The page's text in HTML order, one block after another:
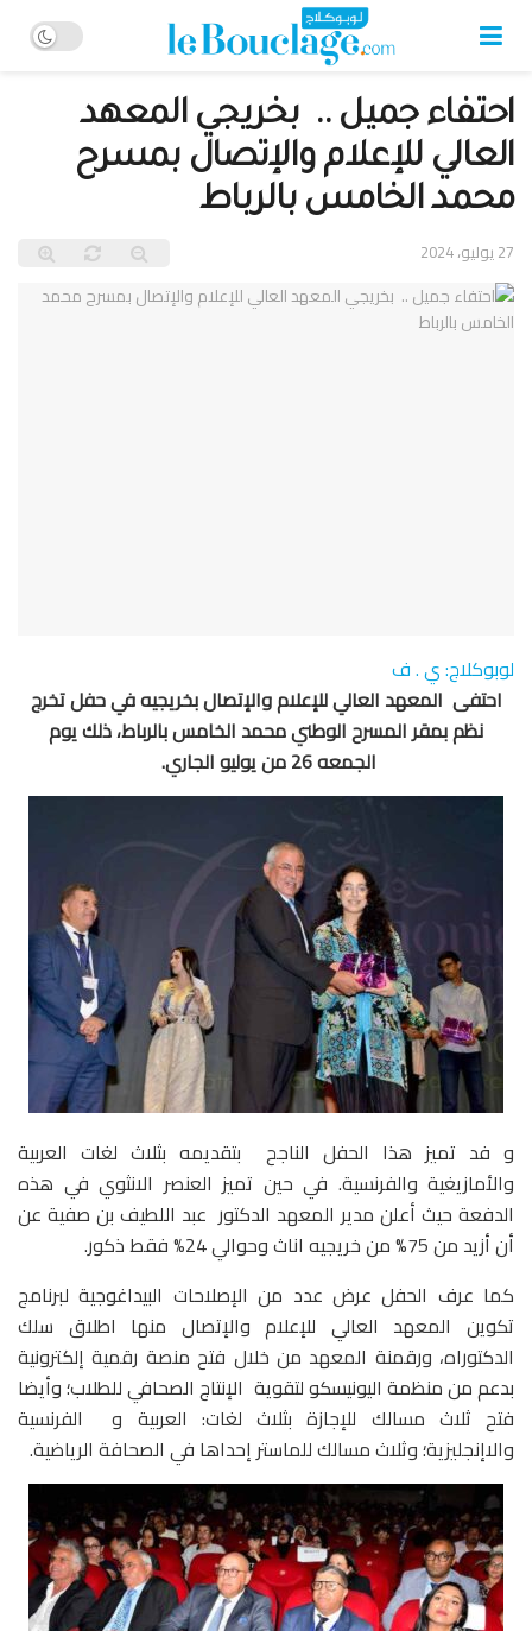
احتفاء جميل .. بخريجي المعهد
العالي للإعلام والإتصال بمسرح
محمد الخامس بالرباط
27 يوليو، 2024
لوبوكلاج: ي . ف
احتفى المعهد العالي للإعلام والإتصال بخريجيه في حفل تخرج
نظم بمقر المسرح الوطني محمد الخامس بالرباط، ذلك يوم
الجمعه 26 من يوليو الجاري.
و فد تميز هذا الحفل الناجح بتقديمه بثلاث لغات العربية
والأمازيغية والفرنسية. في حين تميز العنصر الانثوي في هذه
الدفعة حيث أعلن مدير المعهد الدكتور عبد اللطيف بن صفية عن
أن أزيد من 75% من خريجيه اناث وحوالي 24% فقط ذكور.
كما عرف الحفل عرض عدد من الإصلاحات البيداغوجية لبرنامج
تكوين المعهد العالي للإعلام والإتصال منها اطلاق سلك
الدكتوراه، ورقمنة المعهد من خلال فتح منصة رقمية إلكترونية
بدعم من منظمة اليونيسكو لتقوية الإنتاج الصحافي للطلاب؛ وأيضا
فتح ثلاث مسالك للإجازة بثلاث لغات: العربية و الفرنسية
والاإنجليزية؛ وثلاث مسالك للماستر إحداها في الصحافة الرياضية.